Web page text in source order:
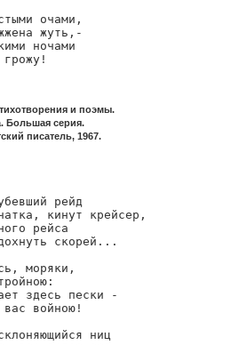
очами,
жуть,-
ночами
и поэмы.
Большая серия.
писатель, 1967.
рейд
кинут крейсер,
рейса
скорей...
моряки,
здесь пески -
войною!
ниц